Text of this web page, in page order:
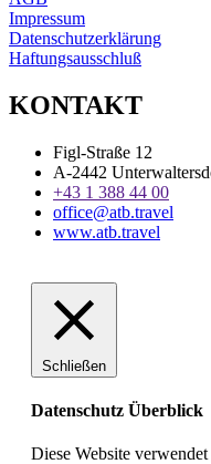
Impressum
Datenschutzerklärung
Haftungsausschluß
KONTAKT
Figl-Straße 12
A-2442
+43 1 388 44 00
office@atb.travel
www.atb.travel
Schließen
Datenschutz Überblick
Diese Website